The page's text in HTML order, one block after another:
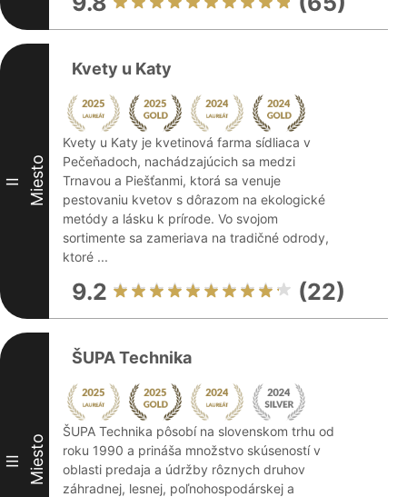
II Miesto
Kvety u Katy
Kvety u Katy je kvetinová farma sídliaca v
Pečeňadoch, nachádzajúcich sa medzi
Trnavou a Piešťanmi, ktorá sa venuje
pestovaniu kvetov s dôrazom na ekologické
metódy a lásku k prírode. Vo svojom
sortimente sa zameriava na tradičné odrody,
ktoré ...
9.2 (22)
III Miesto
ŠUPA Technika
ŠUPA Technika pôsobí na slovenskom trhu od
roku 1990 a prináša množstvo skúseností v
oblasti predaja a údržby rôznych druhov
záhradnej, lesnej, poľnohospodárskej a